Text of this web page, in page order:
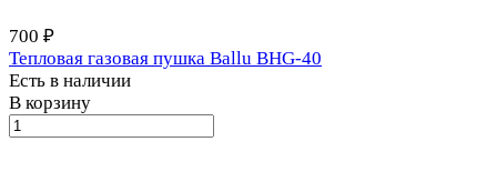
700 ₽
Тепловая газовая пушка Ballu BHG-40
Есть в наличии
В корзину